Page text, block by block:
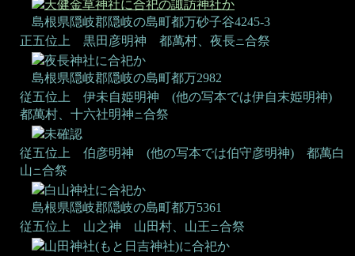
天健金草神社に合祀の諏訪神社か
島根県隠岐郡隠岐の島町都万砂子谷4245-3
正五位上 黒田彦明神
都萬村、夜長ニ合祭
夜長神社に合祀か
島根県隠岐郡隠岐の島町都万2982
従五位上 伊未自姫明神 (他の写本では伊自末姫明神)
都萬村、十六社明神 ニ合祭
未確認
従五位上 伯彦明神 (他の写本では伯守彦明神)
都萬白
山 ニ合祭
白山神社に合祀か
島根県隠岐郡隠岐の島町都万5361
従五位上 山之神
山田村、山王 ニ合祭
山田神社(もと日吉神社)に合祀か